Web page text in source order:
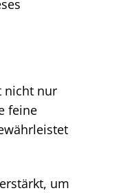
nicht nur
feine
um